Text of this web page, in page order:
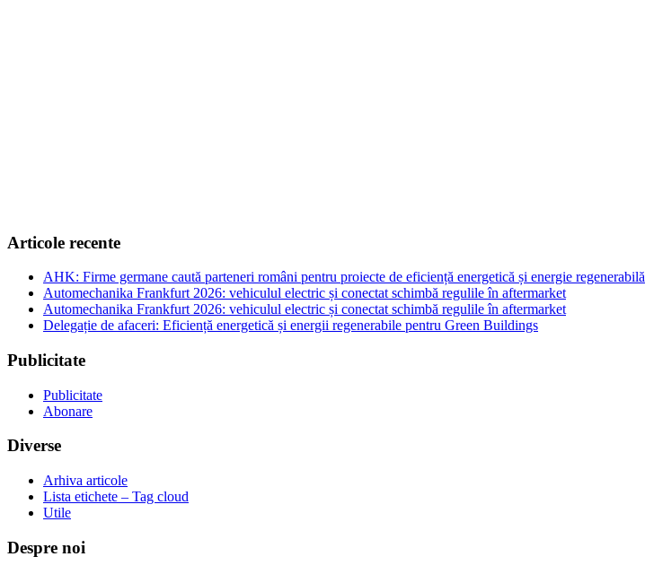
Articole recente
AHK: Firme germane caută parteneri români pentru proiecte de eficiență energetică și energie regenerabilă
Automechanika Frankfurt 2026: vehiculul electric și conectat schimbă regulile în aftermarket
Automechanika Frankfurt 2026: vehiculul electric și conectat schimbă regulile în aftermarket
Delegație de afaceri: Eficiență energetică și energii regenerabile pentru Green Buildings
Publicitate
Publicitate
Abonare
Diverse
Arhiva articole
Lista etichete – Tag cloud
Utile
Despre noi